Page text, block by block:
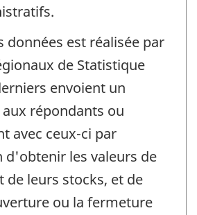
données est réalisée par
de Statistique
envoient un
répondants ou
avec ceux-ci par
d'obtenir les valeurs de
de leurs stocks, et de
ou la fermeture